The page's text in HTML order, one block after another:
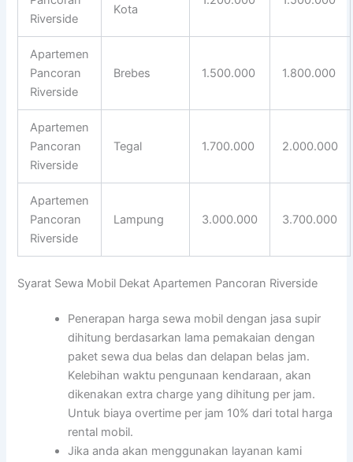
Riverside
Kota
Apartemen
Pancoran
Riverside
Brebes 1.500.000 1.800.000
Apartemen
Pancoran
Riverside
Tegal 1.700.000 2.000.000
Apartemen
Pancoran
Riverside
Lampung 3.000.000 3.700.000
Syarat Sewa Mobil Dekat Apartemen Pancoran Riverside
Penerapan harga sewa mobil dengan jasa supir
dihitung berdasarkan lama pemakaian dengan
paket sewa dua belas dan delapan belas jam.
Kelebihan waktu pengunaan kendaraan, akan
dikenakan extra charge yang dihitung per jam.
Untuk biaya overtime per jam 10% dari total harga
rental mobil.
Jika anda akan menggunakan layanan kami